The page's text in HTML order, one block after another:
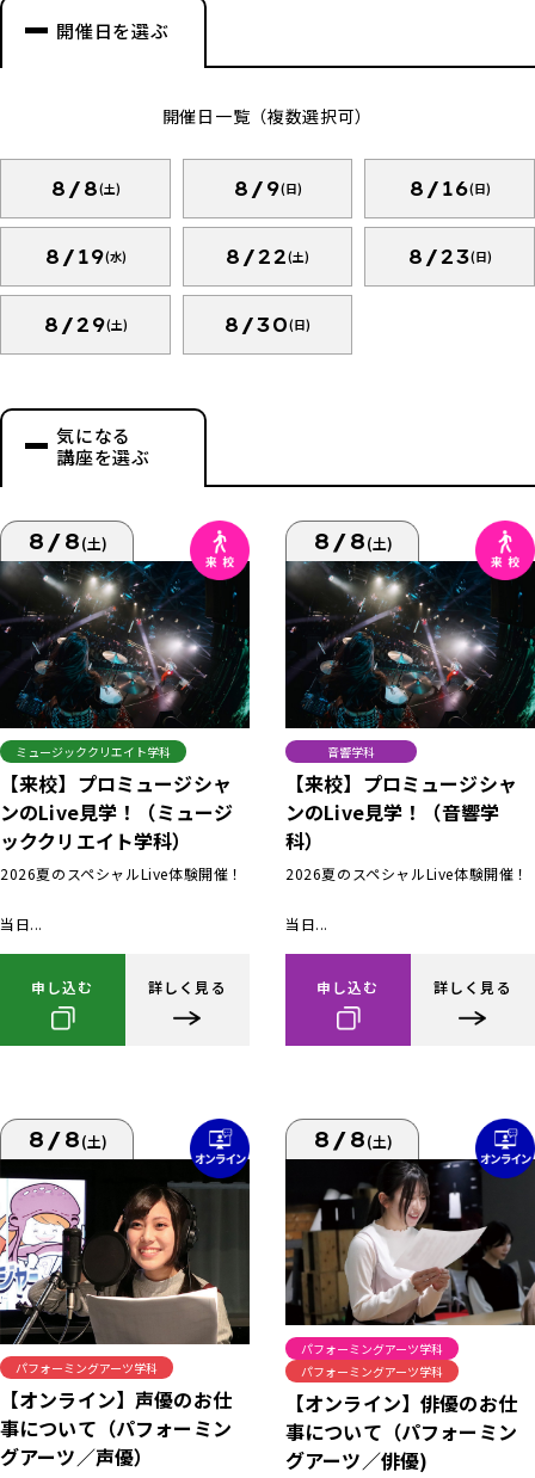
開催日を選ぶ
開催日一覧（複数選択可）
8/8(土) 8/9(日) 8/16(日)
8/19(水) 8/22(土) 8/23(日)
8/29(土) 8/30(日)
気になる
講座を選ぶ
8/8(土)
ミュージッククリエイト学科
【来校】プロミュージシャ
ンのLive見学！（ミュージ
ッククリエイト学科）
2026夏のスペシャルLive体験開催！
当日...
申し込む 詳しく見る
8/8(土)
音響学科
【来校】プロミュージシャ
ンのLive見学！（音響学
科）
2026夏のスペシャルLive体験開催！
当日...
申し込む 詳しく見る
8/8(土)
パフォーミングアーツ学科
【オンライン】声優のお仕
事について（パフォーミン
グアーツ／声優）
8/8(土)
パフォーミングアーツ学科
パフォーミングアーツ学科
【オンライン】俳優のお仕
事について（パフォーミン
グアーツ／俳優)